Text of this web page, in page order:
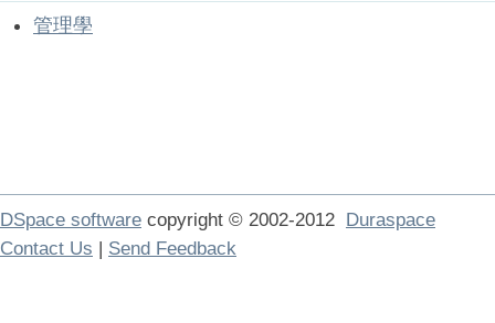
管理學
DSpace software copyright © 2002-2012 Duraspace
Contact Us | Send Feedback